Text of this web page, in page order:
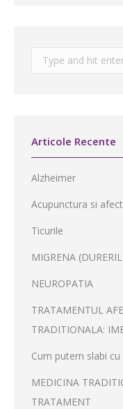
Search:
Articole Recente
Alzheimer
Acupunctura si
Ticurile
MIGRENA
NEUROPATIA
TRATAMENTUL
TRADITIONALA:
Cum putem slabi
MEDICINA
TRATAMENT